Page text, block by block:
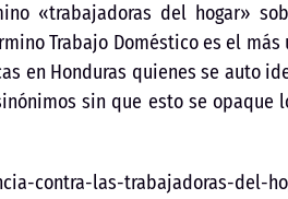
«trabajadoras del hogar»
Trabajo Doméstico es el
en Honduras quienes se auto
sin que esto se opaque
contra-las-trabajadoras-del-